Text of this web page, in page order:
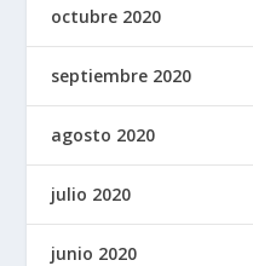
octubre 2020
septiembre 2020
agosto 2020
julio 2020
junio 2020